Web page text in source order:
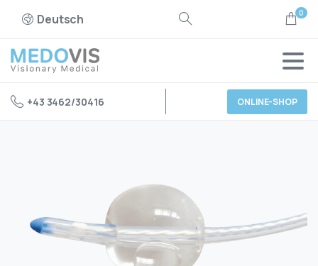
Deutsch 0
+43 3462/30416 ONLINE-SHOP